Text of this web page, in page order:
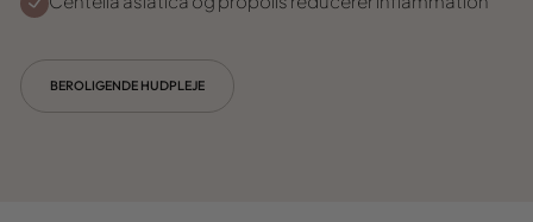
BEROLIGENDE HUDPLEJE